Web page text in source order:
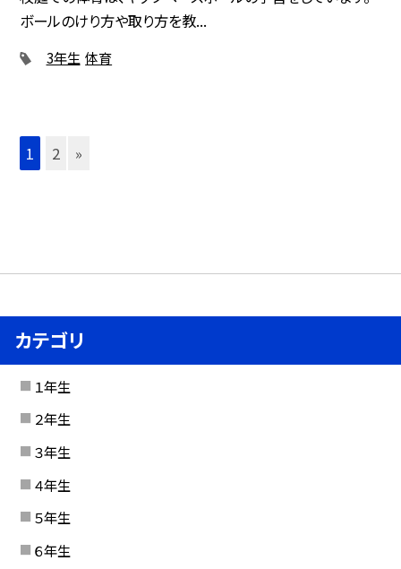
ボールのけり方や取り方を教...
3年生 体育
1 2 »
カテゴリ
１年生
２年生
３年生
４年生
５年生
６年生